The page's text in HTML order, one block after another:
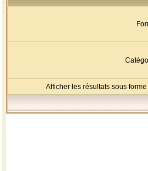
Afficher les résultats sous